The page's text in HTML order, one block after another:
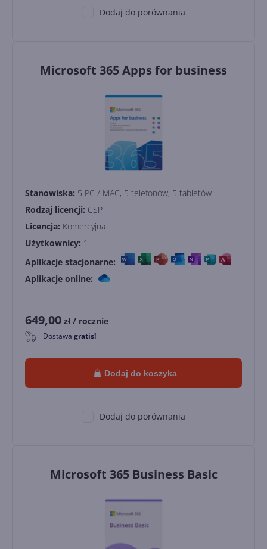
Dodaj do porównania
Microsoft 365 Apps for business
Stanowiska: 5 PC / MAC, 5 telefonów, 5 tabletów
Rodzaj licencji: CSP
Licencja: Komercyjna
Użytkownicy: 1
Aplikacje stacjonarne:
Aplikacje online:
649,00 zł / rocznie
0 Dostawa gratis!
Dodaj do koszyka
Dodaj do porównania
Microsoft 365 Business Basic